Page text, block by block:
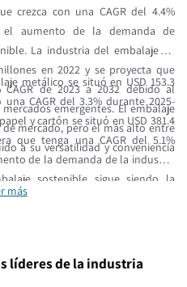
crezca con una CAGR del 4.4%
el aumento de la demanda de
La industria del embalaje de
en 2022 y se proyecta que
de 2023 a 2032 debido al
emergentes. El embalaje
mercado, pero el más alto entre
a su versatilidad y conveniencia
metálico se situó en USD 153.3
CAGR del 3.3% durante 2025-
y cartón se situó en USD 381.4
que tenga una CAGR del 5.1%
de la demanda de la industria
sostenible sigue siendo la
con industrias acelerando hacia
más
líderes de la industria